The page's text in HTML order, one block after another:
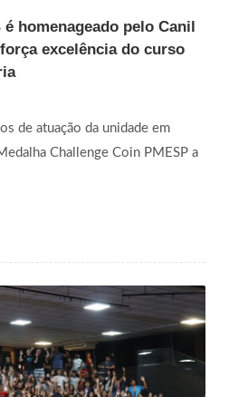
homenageado pelo Canil
excelência do curso
de atuação da unidade em
Challenge Coin PMESP a